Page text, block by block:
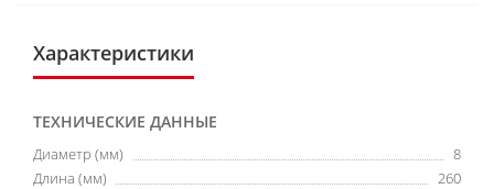
Характеристики
ТЕХНИЧЕСКИЕ ДАННЫЕ
Диаметр (мм)
8
Длина (мм)
260